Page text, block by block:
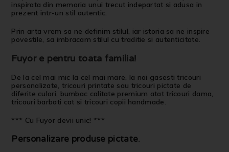
inspirata din memoria unui trecut indepartat si adusa in
prezent intr-un stil autentic.
Prin arta vrem sa ne definim stilul, iar istoria sa ne inspire
povestile, sa imbracam stilul cu traditie si autenticitate.
Fuyor e pentru toata familia!
De la cel mai mic la cel mai mare, la noi gasesti tricouri
personalizate, tricouri printate sau tricouri pictate de
diferite culori, bumbac calitate premium atat tricouri dama,
tricouri barbati cat si tricouri copii handmade.
*** Cu Fuyor devii unic! ***
Personalizare produse pictate.